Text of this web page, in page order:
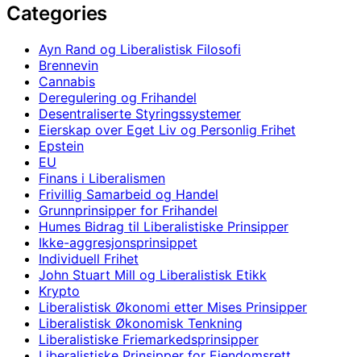
Categories
Ayn Rand og Liberalistisk Filosofi
Brennevin
Cannabis
Deregulering og Frihandel
Desentraliserte Styringssystemer
Eierskap over Eget Liv og Personlig Frihet
Epstein
EU
Finans i Liberalismen
Frivillig Samarbeid og Handel
Grunnprinsipper for Frihandel
Humes Bidrag til Liberalistiske Prinsipper
Ikke-aggresjonsprinsippet
Individuell Frihet
John Stuart Mill og Liberalistisk Etikk
Krypto
Liberalistisk Økonomi etter Mises Prinsipper
Liberalistisk Økonomisk Tenkning
Liberalistiske Friemarkedsprinsipper